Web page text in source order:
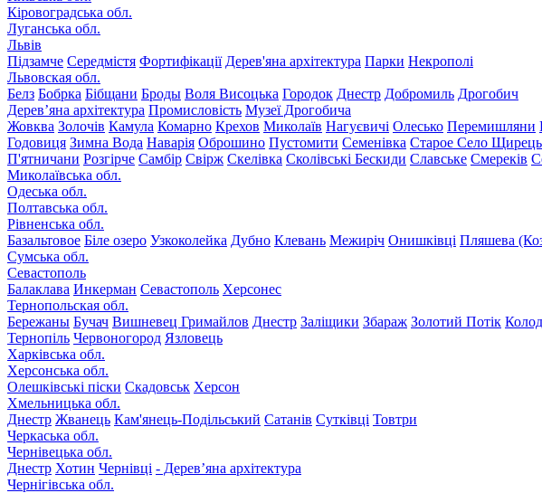
Кіровоградська обл.
Луганська обл.
Львів
Підзамче Середмістя Фортифікації Дерев'яна архітектура Парки Некрополі
Львовская обл.
Белз Бобрка Бібщани Броды Воля Висоцька Городок Днестр Добромиль Дрогобич
Дерев’яна архітектура Промисловість Музеї Дрогобича
Жовква Золочів Камула Комарно Крехов Миколаїв Нагуєвичі Олесько Перемишляни
Годовиця Зимна Вода Наварія Оброшино Пустомити Семенівка Старое Село Щирець
П'ятничани Розгірче Самбір Свірж Скелівка Сколівські Бескиди Славське Смереків
Миколаївська обл.
Одеська обл.
Полтавська обл.
Рівненська обл.
Базальтовое Біле озеро Узкоколейка Дубно Клевань Межиріч Онишківці Пляшева
Сумська обл.
Севастополь
Балаклава Инкерман Севастополь Херсонес
Тернопольская обл.
Бережаны Бучач Вишневец Гримайлов Днестр Заліщики Збараж Золотий Потік
Тернопіль Червоногород Язловець
Харківська обл.
Херсонська обл.
Олешківські піски Скадовськ Херсон
Хмельницька обл.
Днестр Жванець Кам'янець-Подільський Сатанів Сутківці Товтри
Черкаська обл.
Чернівецька обл.
Днестр Хотин Чернівці - Дерев’яна архітектура
Чернігівська обл.